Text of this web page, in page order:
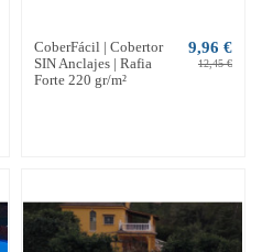
CoberFácil | Cobertor
SIN Anclajes | Rafia
Forte 220 gr/m²
9,96 €
12,45 €